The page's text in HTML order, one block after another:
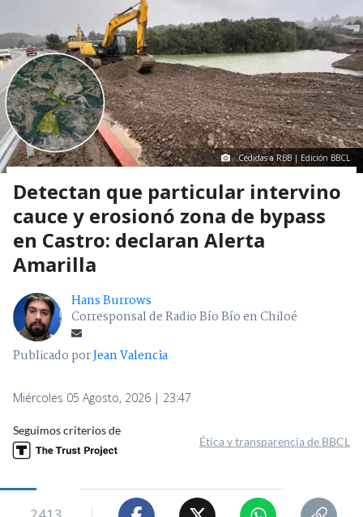
Cedidas a RBB | Edición BBCL
Detectan que particular intervino
cauce y erosionó zona de bypass
en Castro: declaran Alerta
Amarilla
Hans Burrows
Corresponsal de Radio Bío Bío en Chiloé
Publicado porJean Valencia
Miércoles 05 Agosto, 2026 | 23:47
Seguimos criterios de
Ética y transparencia de BBCL